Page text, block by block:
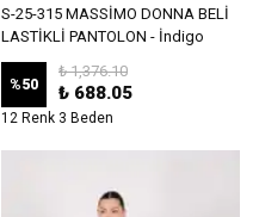
S-25-315 MASSİMO DONNA BELİ
LASTİKLİ PANTOLON - İndigo
%50
₺ 1,376.10
₺ 688.05
12 Renk 3 Beden